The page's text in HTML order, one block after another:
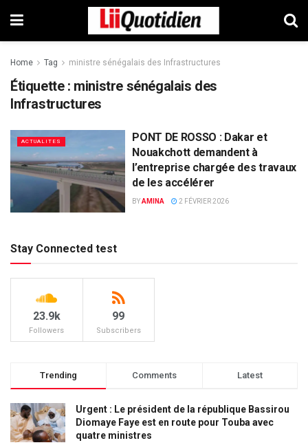
Home Tag ministre sénégalais des Infrastructures
Étiquette : ministre sénégalais des
Infrastructures
ACTUALITES
PONT DE ROSSO : Dakar et
Nouakchott demandent à
l’entreprise chargée des travaux
de les accélérer
BYAMINA 2 FÉVRIER 2026
Stay Connected test
23.9k
Followers
99
Subscribers
Trending Comments Latest
Urgent : Le président de la république Bassirou
Diomaye Faye est en route pour Touba avec
quatre ministres